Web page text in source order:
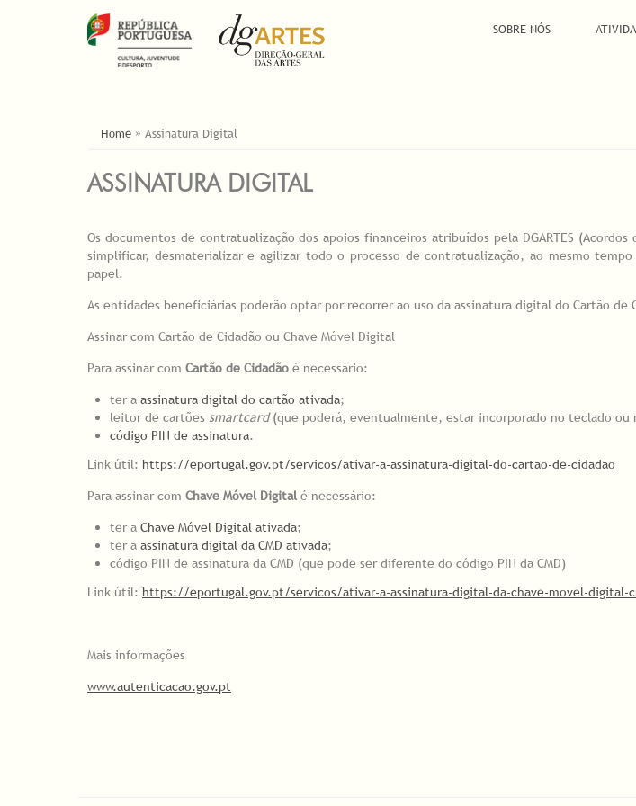
SOBRE NÓS
ESTÁ AQUI
Home » Assinatura Digital
ASSINATURA DIGITAL
Os documentos de contratualização dos apoios financeiros atribuídos pela DGARTES
simplificar, desmaterializar e agilizar todo o processo de contratualização, ao mesmo
papel.
As entidades beneficiárias poderão optar por recorrer ao uso da assinatura digital do Cartão de
Assinar com Cartão de Cidadão ou Chave Móvel Digital
Para assinar com Cartão de Cidadão é necessário:
ter a assinatura digital do cartão ativada;
leitor de cartões smartcard(que poderá, eventualmente, estar incorporado no teclado ou
código PIN de assinatura.
Link útil: https://eportugal.gov.pt/servicos/ativar-a-assinatura-digital-do-cartao-de-cidadao
Para assinar com Chave Móvel Digital é necessário:
ter a Chave Móvel Digital ativada;
ter a assinatura digital da CMD ativada;
código PIN de assinatura da CMD (que pode ser diferente do código PIN da CMD)
Link útil: https://eportugal.gov.pt/servicos/ativar-a-assinatura-digital-da-chave-movel-digital-
Mais informações
www.autenticacao.gov.pt